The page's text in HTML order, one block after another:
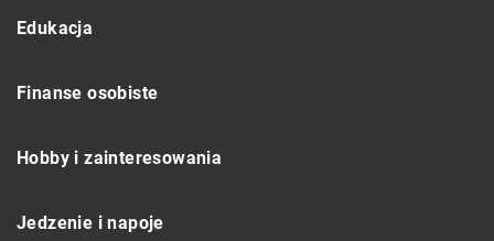
Edukacja
Finanse osobiste
Hobby i zainteresowania
Jedzenie i napoje